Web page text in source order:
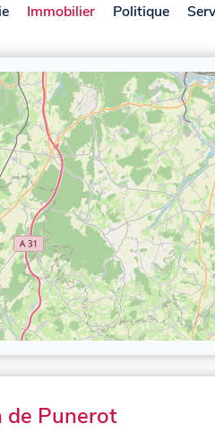
Immobilier Politique
de Punerot